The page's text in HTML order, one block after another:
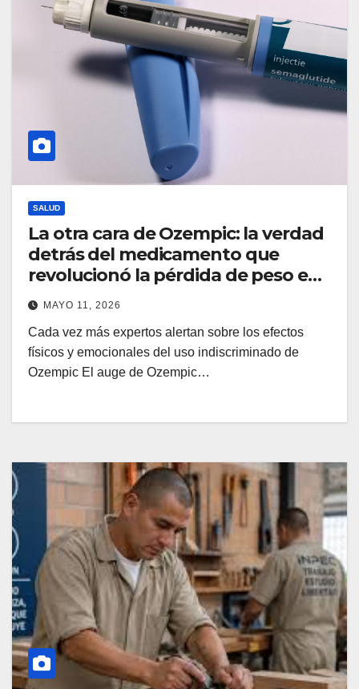
SALUD
La otra cara de Ozempic: la verdad
detrás del medicamento que
revolucionó la pérdida de peso en
Hollywood
MAYO 11, 2026
Cada vez más expertos alertan sobre los efectos
físicos y emocionales del uso indiscriminado de
Ozempic El auge de Ozempic…